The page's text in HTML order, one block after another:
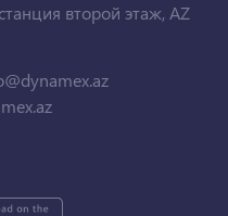
второй этаж, AZ